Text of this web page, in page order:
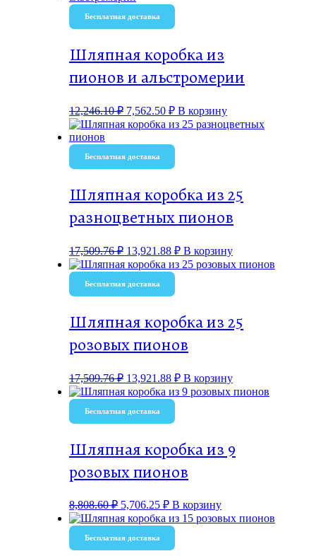
Бесплатная доставка
Шляпная коробка из
пионов и альстромерии
12,246.10₽ 7,562.50 ₽ В корзину
Бесплатная доставка
Шляпная коробка из 25
разноцветных пионов
17,509.76₽ 13,921.88 ₽ В корзину
Бесплатная доставка
Шляпная коробка из 25
розовых пионов
17,509.76₽ 13,921.88 ₽ В корзину
Бесплатная доставка
Шляпная коробка из 9
розовых пионов
8,808.60₽ 5,706.25 ₽ В корзину
Бесплатная доставка